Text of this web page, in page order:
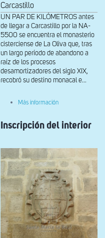
Carcastillo
UN PAR DE KILÓMETROS antes
de llegar a Carcastillo por la NA-
5500 se encuentra el monasterio
cisterciense de La Oliva que, tras
un largo período de abandono a
raíz de los procesos
desamortizadores del siglo XIX,
recobró su destino monacal e...
Más información
la
Inscripción del interior